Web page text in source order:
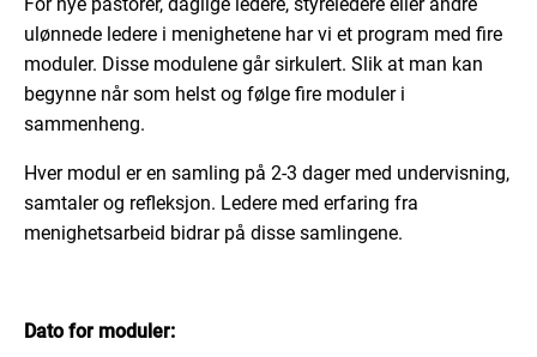
ulønnede ledere i menighetene har vi et program med fire
moduler. Disse modulene går sirkulert. Slik at man kan
begynne når som helst og følge fire moduler i
sammenheng.
Hver modul er en samling på 2-3 dager med undervisning,
samtaler og refleksjon. Ledere med erfaring fra
menighetsarbeid bidrar på disse samlingene.
Dato for moduler: